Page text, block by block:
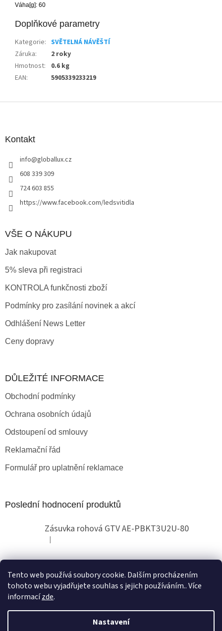
Tento web používá soubory cookie. Dalším procházením
tohoto webu vyjadřujete souhlas s jejich používáním.. Více
informacízde.
Nastavení
Váha[g]: 60
Doplňkové parametry
Kategorie: SVĚTELNÁ NÁVĚŠTÍ
Záruka:
2 roky
Hmotnost:
0.6 kg
EAN: 5905339233219
Kontakt
info@globallux.cz
608 339 309
724 603 855
https://www.facebook.com/ledsvitidla
VŠE O NÁKUPU
Jak nakupovat
5% sleva při registraci
KONTROLA funkčnosti zboží
Podmínky pro zasílání novinek a akcí
Odhlášení News Letter
Ceny dopravy
DŮLEŽITÉ INFORMACE
Obchodní podmínky
Ochrana osobních údajů
Odstoupení od smlouvy
Reklamační řád
Formulář pro uplatnění reklamace
Poslední hodnocení produktů
Zásuvka rohová GTV AE-PBKT3U2U-80
Hodnocení produktu je 2 z 5 hvězdiček.
|
Obchodní pokyny
Vytvořil Shoptet